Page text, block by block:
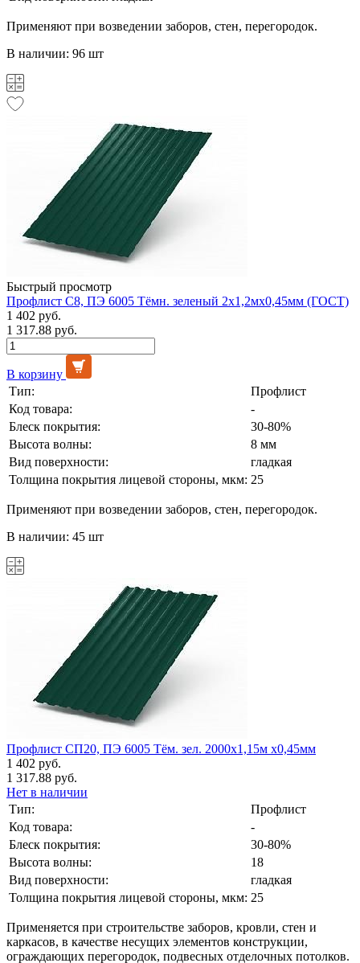
Применяют при возведении заборов, стен, перегородок.
В наличии: 96 шт
Быстрый просмотр
Профлист С8, ПЭ 6005 Тёмн. зеленый 2х1,2мх0,45мм (ГОСТ)
1 402 руб.
1 317.88 руб.
В корзину
Тип:
Профлист
Код товара:
-
Блеск покрытия:
30-80%
Высота волны:
8 мм
Вид поверхности:
гладкая
Толщина покрытия лицевой стороны, мкм: 25
Применяют при возведении заборов, стен, перегородок.
В наличии: 45 шт
Профлист СП20, ПЭ 6005 Тём. зел. 2000х1,15м х0,45мм
1 402 руб.
1 317.88 руб.
Нет в наличии
Тип:
Профлист
Код товара:
-
Блеск покрытия:
30-80%
Высота волны:
18
Вид поверхности:
гладкая
Толщина покрытия лицевой стороны, мкм: 25
Применяется при строительстве заборов, кровли, стен и
каркасов, в качестве несущих элементов конструкции,
ограждающих перегородок, подвесных отделочных потолков.